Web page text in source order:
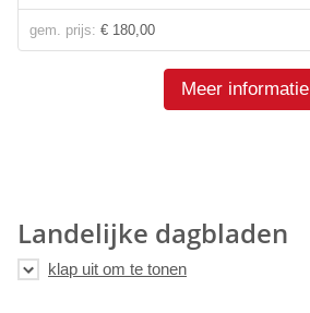
gem. prijs: € 180,00
Meer informatie
Landelijke dagbladen